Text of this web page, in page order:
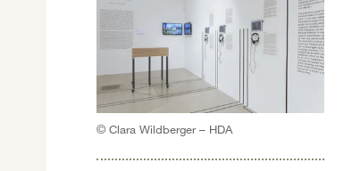
© Clara Wildberger – HDA